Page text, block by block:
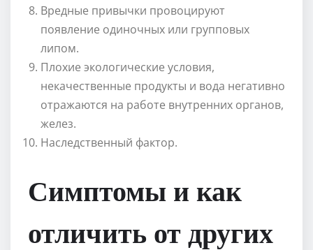
Вредные привычки провоцируют
появление одиночных или групповых
липом.
Плохие экологические условия,
некачественные продукты и вода негативно
отражаются на работе внутренних органов,
желез.
Наследственный фактор.
Симптомы и как
отличить от других